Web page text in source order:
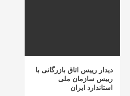
دیدار رییس اتاق بازرگانی با
رییس سازمان ملی
استاندارد ایران